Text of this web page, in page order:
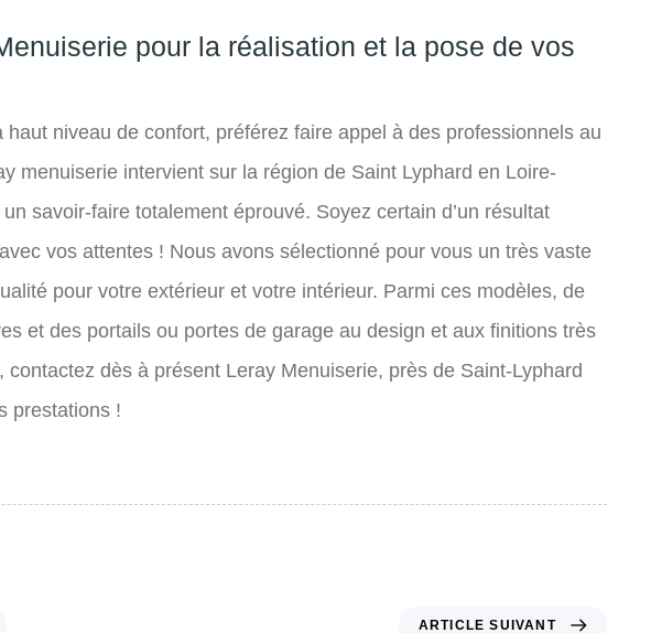
pour la réalisation et la pose de vos
haut niveau de confort, préférez faire appel à des professionnels au
menuiserie intervient sur la région de Saint Lyphard en Loire-
savoir-faire totalement éprouvé. Soyez certain d’un résultat
vos attentes ! Nous avons sélectionné pour vous un très vaste
pour votre extérieur et votre intérieur. Parmi ces modèles, de
et des portails ou portes de garage au design et aux finitions très
dès à présent Leray Menuiserie, près de Saint-Lyphard
prestations !
ARTICLE SUIVANT